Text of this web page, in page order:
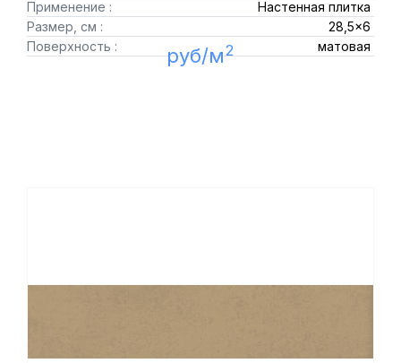
Применение :
Настенная плитка
Размер, см :
28,5x6
Поверхность :
матовая
руб/м2